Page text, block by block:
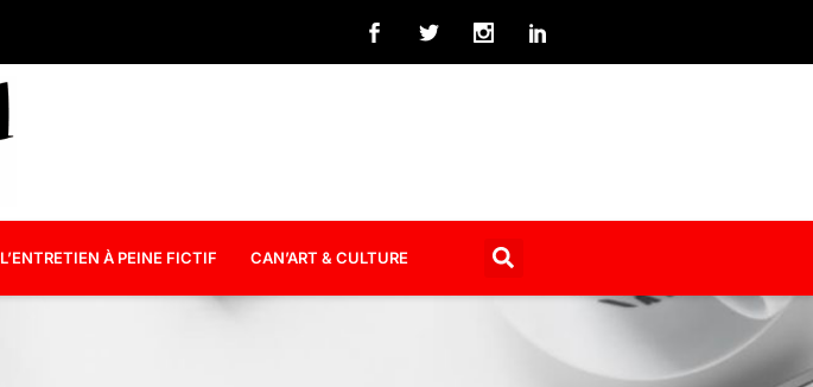
L’ENTRETIEN À PEINE FICTIF CAN’ART & CULTURE